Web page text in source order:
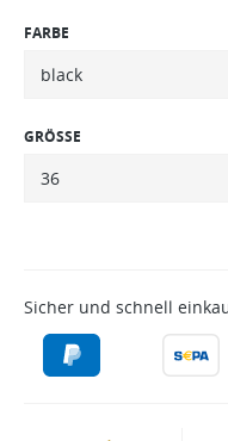
FARBE
GRÖSSE
Sicher und schnell